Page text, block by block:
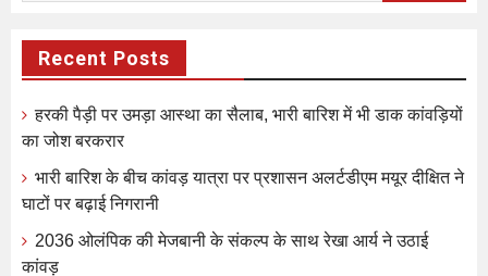
Recent Posts
हरकी पैड़ी पर उमड़ा आस्था का सैलाब, भारी बारिश में भी डाक कांवड़ियों
का जोश बरकरार
भारी बारिश के बीच कांवड़ यात्रा पर प्रशासन अलर्टडीएम मयूर दीक्षित ने
घाटों पर बढ़ाई निगरानी
2036 ओलंपिक की मेजबानी के संकल्प के साथ रेखा आर्य ने उठाई
कांवड़